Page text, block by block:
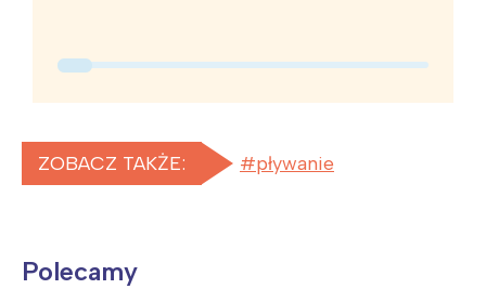
ZOBACZ TAKŻE: pływanie
Polecamy